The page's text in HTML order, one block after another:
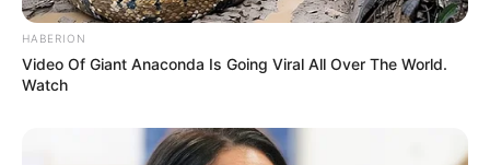
HABERION
Video Of Giant Anaconda Is Going Viral All Over The World.
Watch